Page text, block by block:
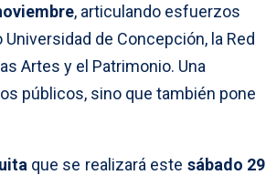
, articulando esfuerzos
de Concepción, la Red
Artes y el Patrimonio. Una
públicos, sino que también pone
que se realizará este sábado 29